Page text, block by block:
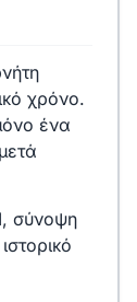
χρόνο.
ένα
σύνοψη